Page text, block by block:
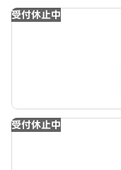
受付休止中
受付休止中